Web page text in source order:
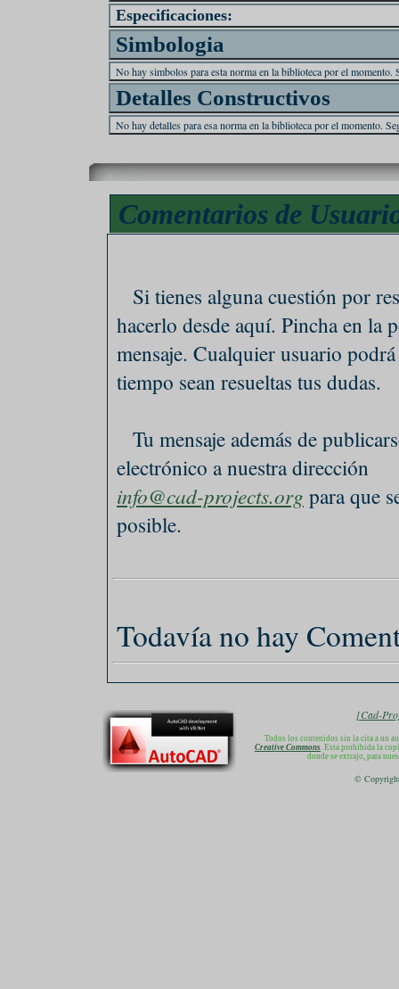
Especificaciones:
Simbologia
No hay simbolos para esta norma en la biblioteca por el momento.
Detalles Constructivos
No hay detalles para esa norma en la biblioteca por el momento.
Comentarios de
Si tienes alguna cuestión por
hacerlo desde aquí. Pincha en la
mensaje. Cualquier usuario
tiempo sean resueltas tus dudas.
Tu mensaje además de
electrónico a nuestra dirección
info@cad-projects.org para que
posible.
Todavía no hay
[Cad-
Todos los contenidos sin la cita a un
Creative Commons. Esta prohibida la
donde se extrajo, para
© Copyright